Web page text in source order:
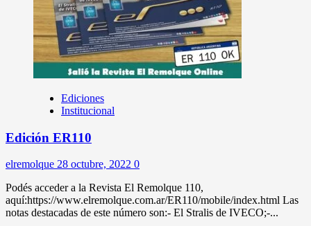
Ediciones
Institucional
Edición ER110
elremolque 28 octubre, 2022 0
Podés acceder a la Revista El Remolque 110,
aquí:https://www.elremolque.com.ar/ER110/mobile/index.html Las
notas destacadas de este número son:- El Stralis de IVECO;-...